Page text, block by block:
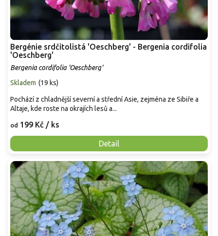
Bergénie srdčitolistá 'Oeschberg' - Bergenia cordifolia
'Oeschberg'
Bergenia cordifolia 'Oeschberg'
Skladem (19 ks)
od 199 Kč / ks
Detail
Pochází z chladnější severní a střední Asie, zejména ze Sibiře a
Altaje, kde roste na okrajích lesů a...